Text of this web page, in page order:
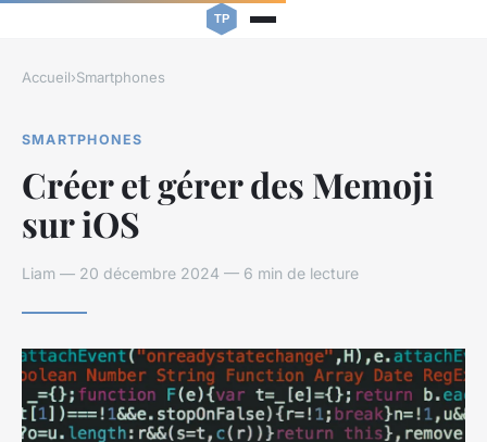
Accueil›Smartphones
SMARTPHONES
Créer et gérer des Memoji
sur iOS
Liam — 20 décembre 2024 — 6 min de lecture